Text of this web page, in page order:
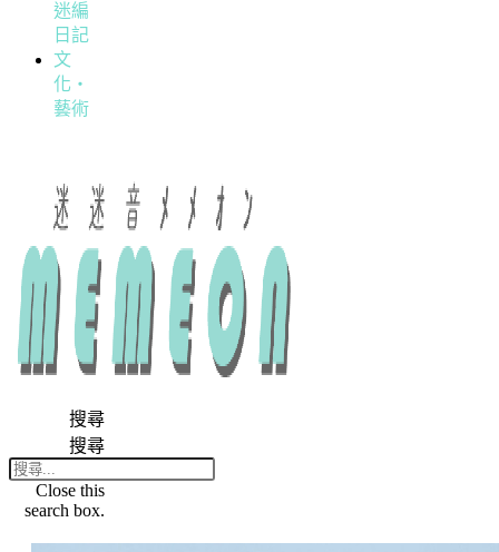
迷編
日記
文
化・
藝術
搜尋
搜尋
Close this
search box.